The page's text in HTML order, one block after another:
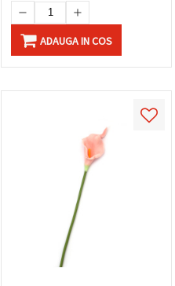
ADAUGA IN COS